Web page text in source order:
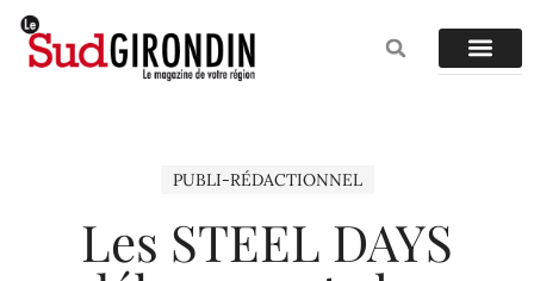
PUBLI-RÉDACTIONNEL
Les STEEL DAYS